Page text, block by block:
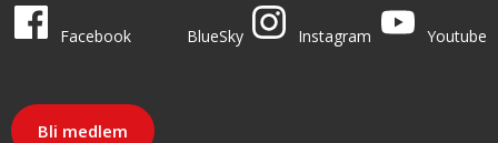
LO i sosiale medier
Facebook
BlueSky
Instagram
Youtube
Bli medlem